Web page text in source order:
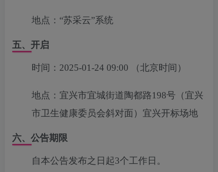
地点： “苏采云”系统
五、开启
时间： 2025-01-24 09:00 （北京时间）
地点： 宜兴市宜城街道陶都路198号（宜兴
市卫生健康委员会斜对面）宜兴开标场地
六、公告期限
自本公告发布之日起3个工作日。